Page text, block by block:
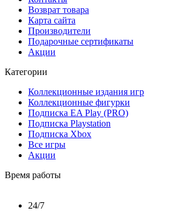
Возврат товара
Карта сайта
Производители
Подарочные сертификаты
Акции
Категории
Коллекционные издания игр
Коллекционные фигурки
Подписка EA Play (PRO)
Подписка Playstation
Подписка Xbox
Все игры
Акции
Время работы
24/7